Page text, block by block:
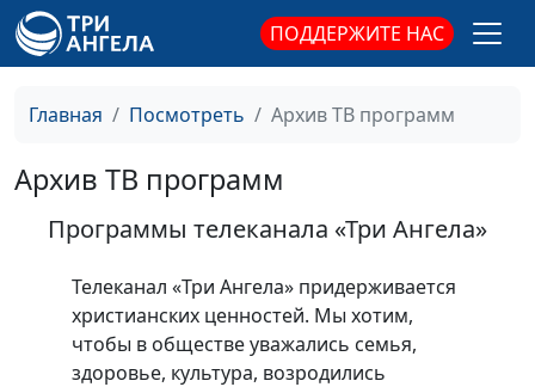
ПОДДЕРЖИТЕ НАС
Главная Посмотреть Архив ТВ программ
Архив ТВ программ
Программы телеканала «Три Ангела»
Телеканал «Три Ангела» придерживается
христианских ценностей. Мы хотим,
чтобы в обществе уважались семья,
здоровье, культура, возродились